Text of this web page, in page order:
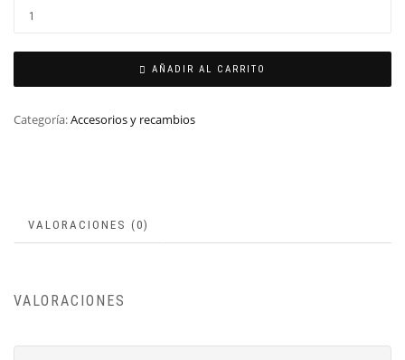
AÑADIR AL CARRITO
Categoría:Accesorios y recambios
VALORACIONES (0)
VALORACIONES